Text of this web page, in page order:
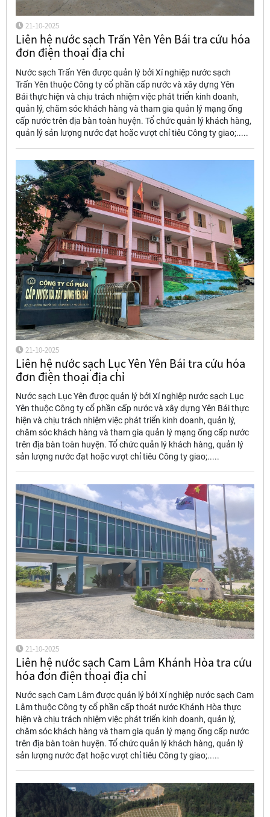
21-10-2025
Liên hệ nước sạch Trấn Yên Yên Bái tra cứu hóa
đơn điện thoại địa chỉ
Nước sạch Trấn Yên được quản lý bởi Xí nghiệp nước sạch
Trấn Yên thuộc Công ty cổ phần cấp nước và xây dựng Yên
Bái thực hiện và chịu trách nhiệm việc phát triển kinh doanh,
quản lý, chăm sóc khách hàng và tham gia quản lý mạng ống
cấp nước trên địa bàn toàn huyện. Tổ chức quản lý khách hàng,
quản lý sản lượng nước đạt hoặc vượt chỉ tiêu Công ty giao;.....
21-10-2025
Liên hệ nước sạch Lục Yên Yên Bái tra cứu hóa
đơn điện thoại địa chỉ
Nước sạch Lục Yên được quản lý bởi Xí nghiệp nước sạch Lục
Yên thuộc Công ty cổ phần cấp nước và xây dựng Yên Bái thực
hiện và chịu trách nhiệm việc phát triển kinh doanh, quản lý,
chăm sóc khách hàng và tham gia quản lý mạng ống cấp nước
trên địa bàn toàn huyện. Tổ chức quản lý khách hàng, quản lý
sản lượng nước đạt hoặc vượt chỉ tiêu Công ty giao;.....
21-10-2025
Liên hệ nước sạch Cam Lâm Khánh Hòa tra cứu
hóa đơn điện thoại địa chỉ
Nước sạch Cam Lâm được quản lý bởi Xí nghiệp nước sạch Cam
Lâm thuộc Công ty cổ phần cấp thoát nước Khánh Hòa thực
hiện và chịu trách nhiệm việc phát triển kinh doanh, quản lý,
chăm sóc khách hàng và tham gia quản lý mạng ống cấp nước
trên địa bàn toàn huyện. Tổ chức quản lý khách hàng, quản lý
sản lượng nước đạt hoặc vượt chỉ tiêu Công ty giao;.....